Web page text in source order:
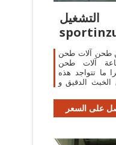
طحن آلات طحن
آلات طحن
ما تتواجد هذه
الخبث الدقيق و
على السعر